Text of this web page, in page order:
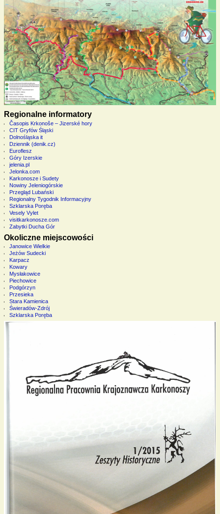
Regionalne informatory
Časopis Krkonoše – Jizerské hory
CIT Gryfów Śląski
Dolnośląska it
Dziennik (denik.cz)
Euroflesz
Góry Izerskie
jelenia.pl
Jelonka.com
Karkonosze i Sudety
Nowiny Jeleniogórskie
Przegląd Lubański
Regionalny Tygodnik Informacyjny
Szklarska Poręba
Vesely Vylet
visitkarkonosze.com
Zabytki Ducha Gór
Okoliczne miejscowości
Janowice Wielkie
Jeżów Sudecki
Karpacz
Kowary
Mysłakowice
Piechowice
Podgórzyn
Przesieka
Stara Kamienica
Świeradów-Zdrój
Szklarska Poręba